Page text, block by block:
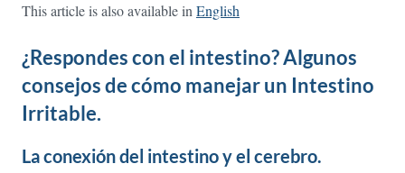
This article is also available in English
¿Respondes con el intestino? Algunos
consejos de cómo manejar un Intestino
Irritable.
La conexión del intestino y el cerebro.